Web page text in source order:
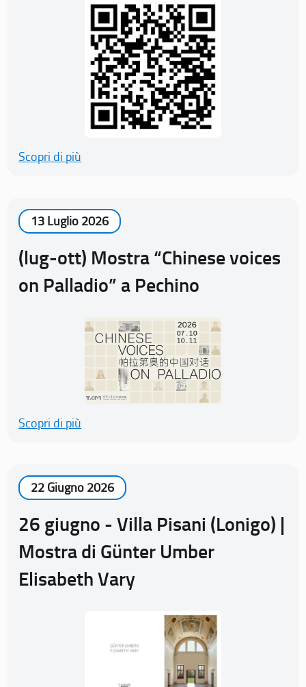
Scopri di più
13 Luglio 2026
(lug-ott) Mostra “Chinese voices
on Palladio” a Pechino
Scopri di più
22 Giugno 2026
26 giugno - Villa Pisani (Lonigo) |
Mostra di Günter Umber
Elisabeth Vary